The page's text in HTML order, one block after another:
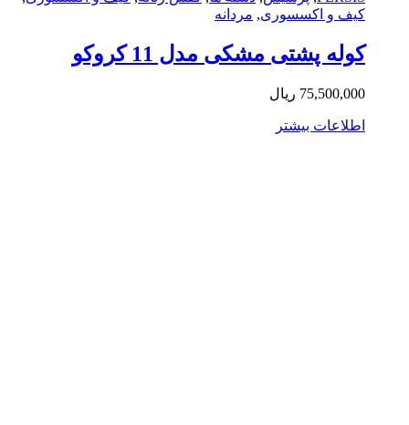
و اکسسوری,مردانه
پشتی مشکی مدل 11 کروکو
ریال
بیشتر